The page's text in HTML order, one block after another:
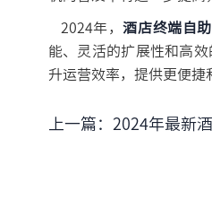
2024年，酒店终端自
能、灵活的扩展性和高
升运营效率，提供更便捷
上一篇： 2024年最新酒店人